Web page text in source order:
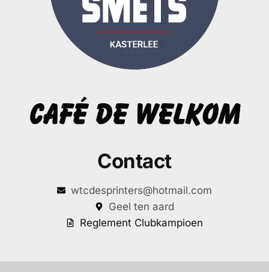
Contact
wtcdesprinters@hotmail.com
Geel ten aard
Reglement Clubkampioen